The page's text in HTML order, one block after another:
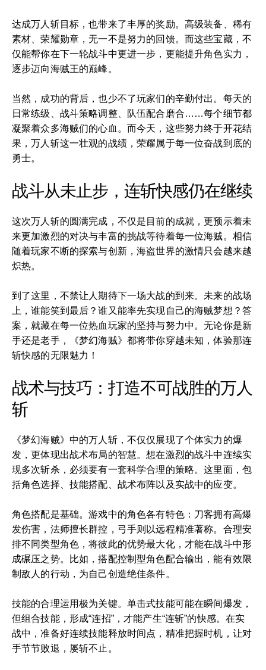
达成万人斩目标，也带来了丰厚的奖励。高级装备、稀有
素材、荣耀勋章，无一不是努力的回馈。而这些宝藏，不
仅能帮你在下一轮战斗中更进一步，更能提升角色实力，
逐步迈向海贼王的巅峰。
当然，成功的背后，也少不了玩家们的辛勤付出。每天的
日常练级、战斗策略调整、队伍配合磨合……每个细节都
凝聚着众多海贼们的心血。而今天，这些努力终于开花结
果，万人斩这一壮观的战绩，荣耀属于每一位奋战到底的
勇士。
战斗从未止步，连斩快感仍在继续
这次万人斩的圆满完成，不仅是目前的成就，更预示着未
来更加激烈的对决与丰富的挑战等待着每一位海贼。相信
随着玩家不断的探索与创新，海盗世界的激情只会越来越
炽热。
到了这里，不禁让人期待下一场大战的到来。未来的战场
上，谁能笑到最后？谁又能率先实现自己的海贼梦想？答
案，就藏在每一位热血玩家的坚持与努力中。无论你是新
手还是老手，《梦幻海贼》都将带你穿越未知，体验那连
斩快感的无限魅力！
战术与技巧：打造不可战胜的万人
斩
《梦幻海贼》中的万人斩，不仅仅展现了个体实力的爆
发，更体现出战术布局的智慧。想在激烈的战斗中连续实
现多次斩杀，必须要有一套科学合理的策略。这里面，包
括角色选择、技能搭配、战术布阵以及实战中的应变。
角色搭配是基础。游戏中的角色各有特色：刀客拥有高爆
发伤害，法师擅长群控，弓手则以远程精准著称。合理安
排不同类型角色，将彼此的优势最大化，才能在战斗中形
成碾压之势。比如，搭配控制型角色配合输出，能有效限
制敌人的行动，为自己创造绝佳条件。
技能的合理运用极为关键。单击式技能可能在瞬间爆发，
但组合技能，形成“连招”，才能产生“连斩”的快感。在实
战中，准备好连续技能释放时间点，精准把握时机，让对
手节节败退，屡斩不止。